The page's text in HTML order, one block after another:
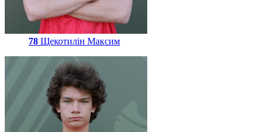
78 Щекотилін Максим